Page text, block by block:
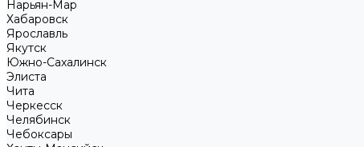
Нарьян-Мар
Хабаровск
Ярославль
Якутск
Южно-Сахалинск
Элиста
Чита
Черкесск
Челябинск
Чебоксары